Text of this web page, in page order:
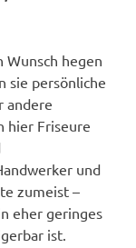
Wunsch hegen
sie persönliche
andere
hier Friseure
und
zumeist –
eher geringes
ist.